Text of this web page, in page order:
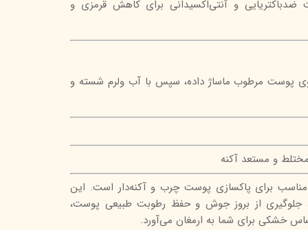
و آنتی‌اکسیدانی برای کاهش قرمزی و
پوست مرطوب ماساژ داده، سپس با آب ولرم شسته و
و مستعد آکنه
مناسب برای پاکسازی پوست چرب و آکنه‌دار است. این
جلوگیری از بروز جوش و حفظ رطوبت طبیعی پوست،
خشکی برای شما به ارمغان می‌آورد.